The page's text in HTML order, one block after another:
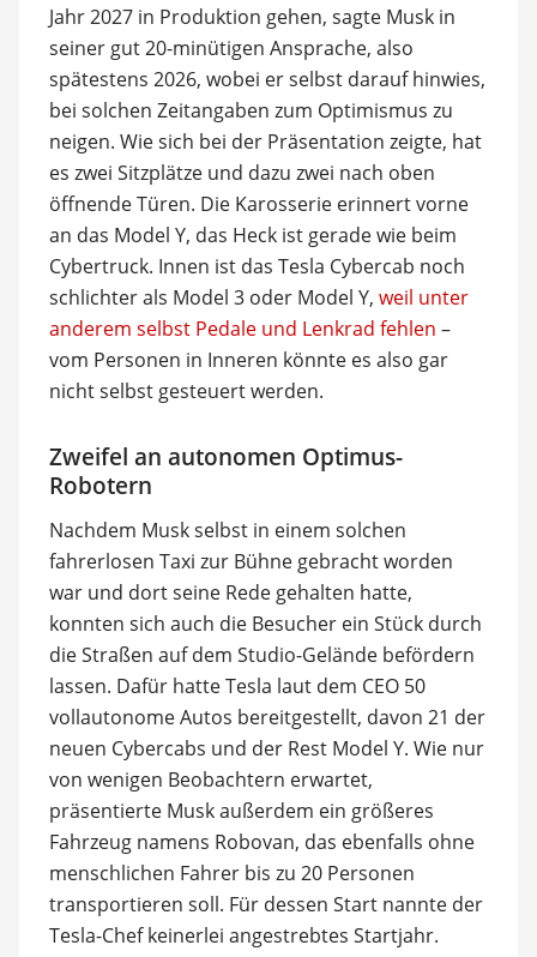
Jahr 2027 in Produktion gehen, sagte Musk in
seiner gut 20-minütigen Ansprache, also
spätestens 2026, wobei er selbst darauf hinwies,
bei solchen Zeitangaben zum Optimismus zu
neigen. Wie sich bei der Präsentation zeigte, hat
es zwei Sitzplätze und dazu zwei nach oben
öffnende Türen. Die Karosserie erinnert vorne
an das Model Y, das Heck ist gerade wie beim
Cybertruck. Innen ist das Tesla Cybercab noch
schlichter als Model 3 oder Model Y, weil unter
anderem selbst Pedale und Lenkrad fehlen –
vom Personen in Inneren könnte es also gar
nicht selbst gesteuert werden.
Zweifel an autonomen Optimus-
Robotern
Nachdem Musk selbst in einem solchen
fahrerlosen Taxi zur Bühne gebracht worden
war und dort seine Rede gehalten hatte,
konnten sich auch die Besucher ein Stück durch
die Straßen auf dem Studio-Gelände befördern
lassen. Dafür hatte Tesla laut dem CEO 50
vollautonome Autos bereitgestellt, davon 21 der
neuen Cybercabs und der Rest Model Y. Wie nur
von wenigen Beobachtern erwartet,
präsentierte Musk außerdem ein größeres
Fahrzeug namens Robovan, das ebenfalls ohne
menschlichen Fahrer bis zu 20 Personen
transportieren soll. Für dessen Start nannte der
Tesla-Chef keinerlei angestrebtes Startjahr.